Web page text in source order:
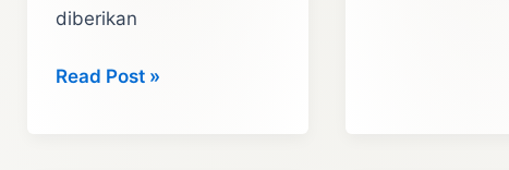
diberikan
Penjelasan
Read Post »